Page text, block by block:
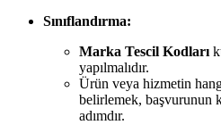
Sınıflandırma:
Marka Tescil Kodları
yapılmalıdır.
Ürün veya hizmetin hangi
belirlemek, başvurunun
adımdır.